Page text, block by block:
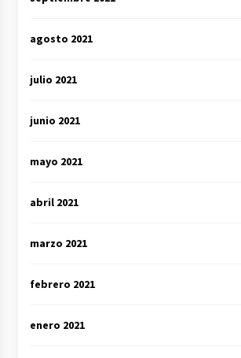
agosto 2021
julio 2021
junio 2021
mayo 2021
abril 2021
marzo 2021
febrero 2021
enero 2021